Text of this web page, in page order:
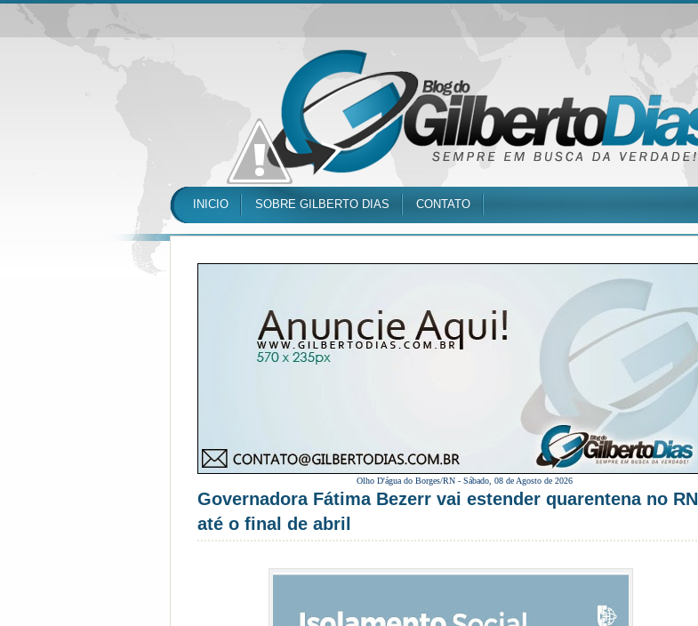
INICIO SOBRE GILBERTO DIAS CONTATO
Olho D'água do Borges/RN - Sábado, 08 de Agosto de 2026
Governadora Fátima Bezerr vai estender quarentena no RN
até o final de abril